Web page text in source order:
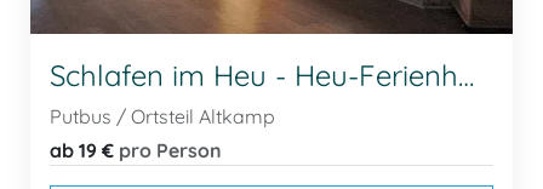
Schlafen im Heu - Heu-Ferienhof
Putbus / Ortsteil Altkamp
ab 19 € pro Person